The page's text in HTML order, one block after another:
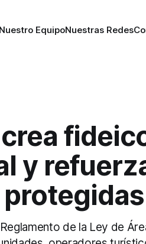
Nuestro EquipoNuestras Redes
y
protegidas
de la Ley de